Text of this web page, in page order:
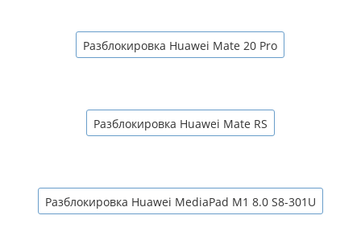
Разблокировка Huawei Mate 20 Pro
Разблокировка Huawei Mate RS
Разблокировка Huawei MediaPad M1 8.0 S8-301U